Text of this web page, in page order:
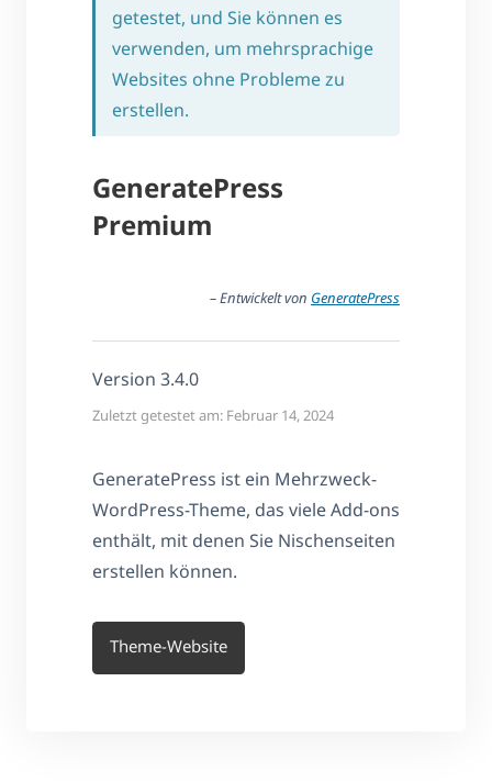
getestet, und Sie können es
verwenden, um mehrsprachige
Websites ohne Probleme zu
erstellen.
GeneratePress
Premium
– Entwickelt von GeneratePress
Version 3.4.0
Zuletzt getestet am: Februar 14, 2024
GeneratePress ist ein Mehrzweck-
WordPress-Theme, das viele Add-ons
enthält, mit denen Sie Nischenseiten
erstellen können.
Theme-Website